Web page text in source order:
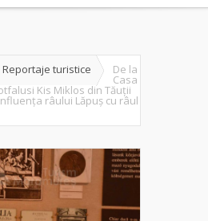
Reportaje turistice De la
Casa
Kis Miklos din Tăuții
râului Lăpuș cu râul